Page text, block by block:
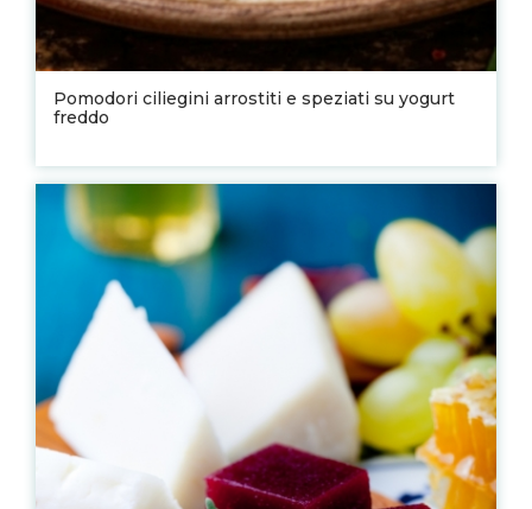
Pomodori ciliegini arrostiti e speziati su yogurt
freddo